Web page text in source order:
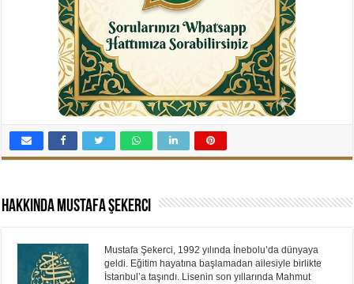
Hakkında Mustafa Şekerci
Mustafa Şekerci, 1992 yılında İnebolu’da dünyaya
geldi. Eğitim hayatına başlamadan ailesiyle birlikte
İstanbul’a taşındı. Lisenin son yıllarında Mahmut